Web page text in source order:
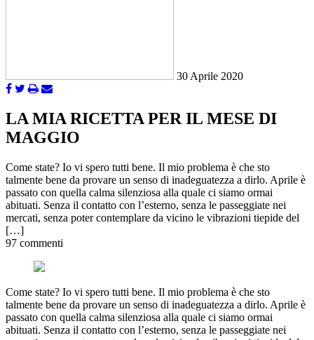
30 Aprile 2020
LA MIA RICETTA PER IL MESE DI
MAGGIO
Come state? Io vi spero tutti bene. Il mio problema è che sto
talmente bene da provare un senso di inadeguatezza a dirlo. Aprile è
passato con quella calma silenziosa alla quale ci siamo ormai
abituati. Senza il contatto con l’esterno, senza le passeggiate nei
mercati, senza poter contemplare da vicino le vibrazioni tiepide del
[…]
97 commenti
Come state? Io vi spero tutti bene. Il mio problema è che sto
talmente bene da provare un senso di inadeguatezza a dirlo. Aprile è
passato con quella calma silenziosa alla quale ci siamo ormai
abituati. Senza il contatto con l’esterno, senza le passeggiate nei